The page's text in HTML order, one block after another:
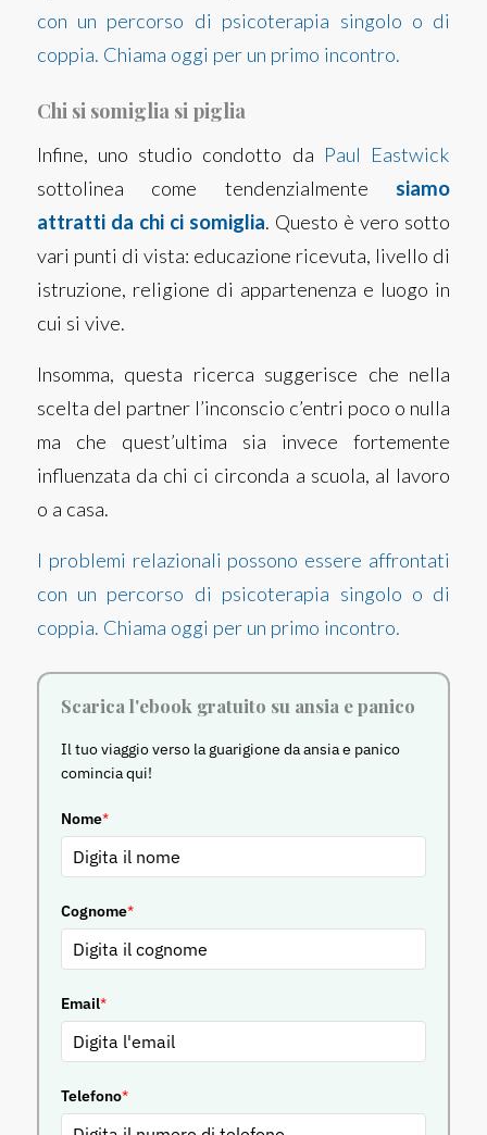
con un percorso di psicoterapia singolo o di
coppia. Chiama oggi per un primo incontro.
Chi si somiglia si piglia
Infine, uno studio condotto da Paul Eastwick
sottolinea come tendenzialmente siamo
attratti da chi ci somiglia. Questo è vero sotto
vari punti di vista: educazione ricevuta, livello di
istruzione, religione di appartenenza e luogo in
cui si vive.
Insomma, questa ricerca suggerisce che nella
scelta del partner l’inconscio c’entri poco o nulla
ma che quest’ultima sia invece fortemente
influenzata da chi ci circonda a scuola, al lavoro
o a casa.
I problemi relazionali possono essere affrontati
con un percorso di psicoterapia singolo o di
coppia. Chiama oggi per un primo incontro.
Scarica l'ebook gratuito su ansia e panico
Il tuo viaggio verso la guarigione da ansia e panico
comincia qui!
Nome*
Cognome*
Email*
Telefono*